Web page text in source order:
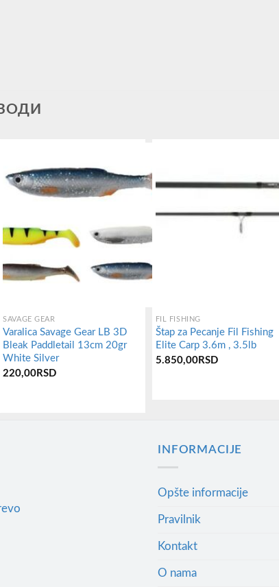
SAVAGE GEAR
Varalica Savage Gear LB 3D
Bleak Paddletail 13cm 20gr
White Silver
220,00 RSD
FIL FISHING
Štap za Pecanje Fil Fishing
Elite Carp 3.6m , 3.5lb
5.850,00RSD
INFORMACIJE
Opšte informacije
Pravilnik
Kontakt
O nama